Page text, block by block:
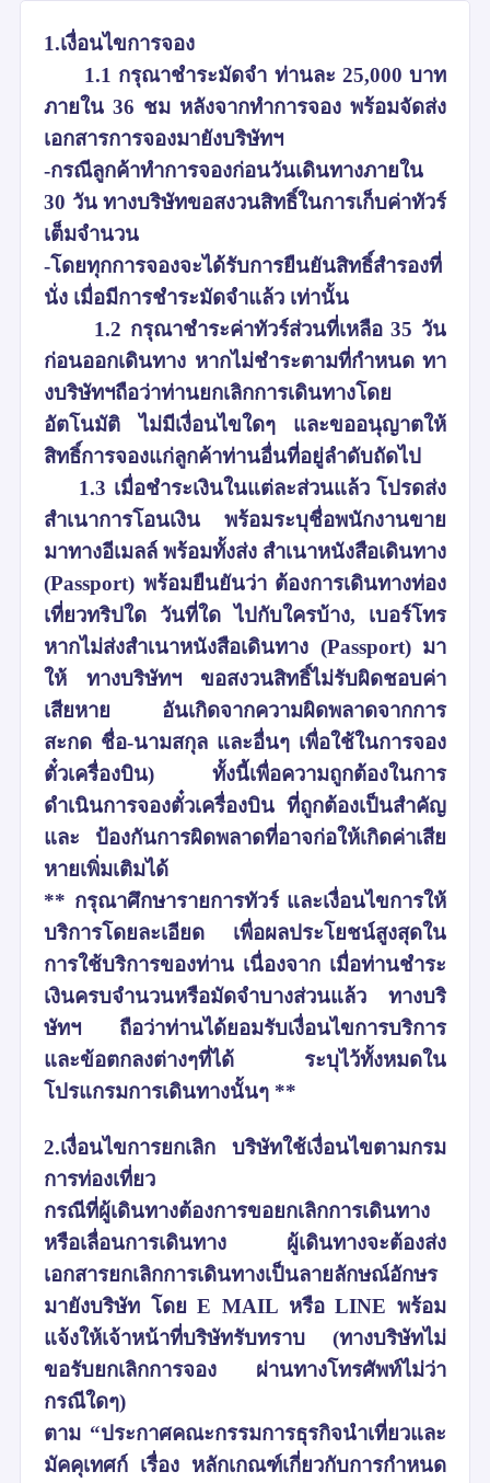
1.เงื่อนไขการจอง
1.1 กรุณาชำระมัดจำ ท่านละ 25,000 บาท
ภายใน 36 ชม หลังจากทำการจอง พร้อมจัดส่ง
เอกสารการจองมายังบริษัทฯ
-กรณีลูกค้าทำการจองก่อนวันเดินทางภายใน
30 วัน ทางบริษัทขอสงวนสิทธิ์ในการเก็บค่าทัวร์
เต็มจำนวน
-โดยทุกการจองจะได้รับการยืนยันสิทธิ์สำรองที่
นั่ง เมื่อมีการชำระมัดจำแล้ว เท่านั้น
1.2 กรุณาชำระค่าทัวร์ส่วนที่เหลือ 35 วัน
ก่อนออกเดินทาง หากไม่ชำระตามที่กำหนด ทา
งบริษัทฯถือว่าท่านยกเลิกการเดินทางโดย
อัตโนมัติ ไม่มีเงื่อนไขใดๆ และขออนุญาตให้
สิทธิ์การจองแก่ลูกค้าท่านอื่นที่อยู่ลำดับถัดไป
1.3 เมื่อชำระเงินในแต่ละส่วนแล้ว โปรดส่ง
สำเนาการโอนเงิน พร้อมระบุชื่อพนักงานขาย
มาทางอีเมลล์ พร้อมทั้งส่ง สำเนาหนังสือเดินทาง
(Passport) พร้อมยืนยันว่า ต้องการเดินทางท่อง
เที่ยวทริปใด วันที่ใด ไปกับใครบ้าง, เบอร์โทร
หากไม่ส่งสำเนาหนังสือเดินทาง (Passport) มา
ให้ ทางบริษัทฯ ขอสงวนสิทธิ์ไม่รับผิดชอบค่า
เสียหาย อันเกิดจากความผิดพลาดจากการ
สะกด ชื่อ-นามสกุล และอื่นๆ เพื่อใช้ในการจอง
ตั๋วเครื่องบิน) ทั้งนี้เพื่อความถูกต้องในการ
ดำเนินการจองตั๋วเครื่องบิน ที่ถูกต้องเป็นสำคัญ
และ ป้องกันการผิดพลาดที่อาจก่อให้เกิดค่าเสีย
หายเพิ่มเติมได้
** กรุณาศึกษารายการทัวร์ และเงื่อนไขการให้
บริการโดยละเอียด เพื่อผลประโยชน์สูงสุดใน
การใช้บริการของท่าน เนื่องจาก เมื่อท่านชำระ
เงินครบจำนวนหรือมัดจำบางส่วนแล้ว ทางบริ
ษัทฯ ถือว่าท่านได้ยอมรับเงื่อนไขการบริการ
และข้อตกลงต่างๆที่ได้ ระบุไว้ทั้งหมดใน
โปรแกรมการเดินทางนั้นๆ **
2.เงื่อนไขการยกเลิก บริษัทใช้เงื่อนไขตามกรม
การท่องเที่ยว
กรณีที่ผู้เดินทางต้องการขอยกเลิกการเดินทาง
หรือเลื่อนการเดินทาง ผู้เดินทางจะต้องส่ง
เอกสารยกเลิกการเดินทางเป็นลายลักษณ์อักษร
มายังบริษัท โดย E MAIL หรือ LINE พร้อม
แจ้งให้เจ้าหน้าที่บริษัทรับทราบ (ทางบริษัทไม่
ขอรับยกเลิกการจอง ผ่านทางโทรศัพท์ไม่ว่า
กรณีใดๆ)
ตาม “ประกาศคณะกรรมการธุรกิจนำเที่ยวและ
มัคคุเทศก์ เรื่อง หลักเกณฑ์เกี่ยวกับการกำหนด